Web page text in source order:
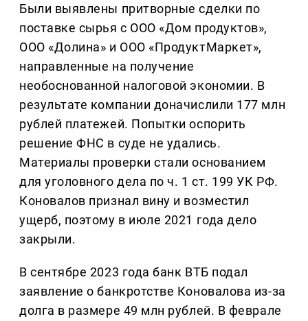
Были выявлены притворные сделки по
поставке сырья с ООО «Дом продуктов»,
ООО «Долина» и ООО «ПродуктМаркет»,
направленные на получение
необоснованной налоговой экономии. В
результате компании доначислили 177 млн
рублей платежей. Попытки оспорить
решение ФНС в суде не удались.
Материалы проверки стали основанием
для уголовного дела по ч. 1 ст. 199 УК РФ.
Коновалов признал вину и возместил
ущерб, поэтому в июле 2021 года дело
закрыли.
В сентябре 2023 года банк ВТБ подал
заявление о банкротстве Коновалова из-за
долга в размере 49 млн рублей. В феврале